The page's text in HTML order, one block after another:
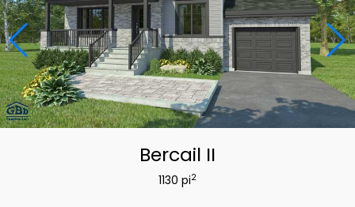
Bercail II
1130 pi2